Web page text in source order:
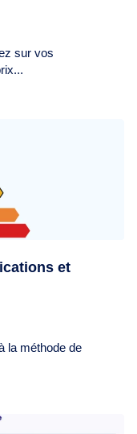
sur vos
et
la méthode de